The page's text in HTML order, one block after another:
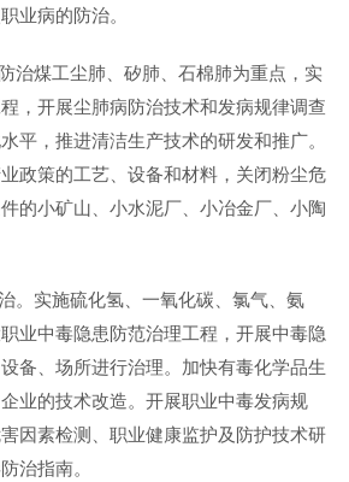
业病的防治。
治煤工尘肺、矽肺、石棉肺为重点，实
，开展尘肺病防治技术和发病规律调查
平，推进清洁生产技术的研发和推广。
政策的工艺、设备和材料，关闭粉尘危
的小矿山、小水泥厂、小冶金厂、小陶
。实施硫化氢、一氧化碳、氯气、氨
业中毒隐患防范治理工程，开展中毒隐
备、场所进行治理。加快有毒化学品生
业的技术改造。开展职业中毒发病规
因素检测、职业健康监护及防护技术研
治指南。